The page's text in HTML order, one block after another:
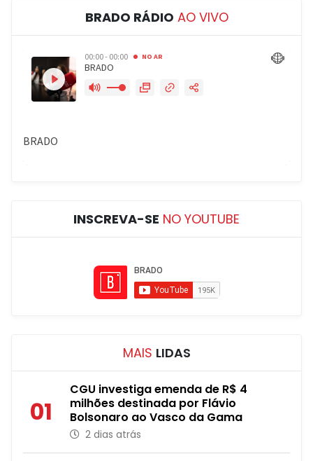
BRADO RÁDIO AO VIVO
INSCREVA-SE NO YOUTUBE
MAIS LIDAS
01
CGU investiga emenda de R$ 4
milhões destinada por Flávio
Bolsonaro ao Vasco da Gama
2 dias atrás